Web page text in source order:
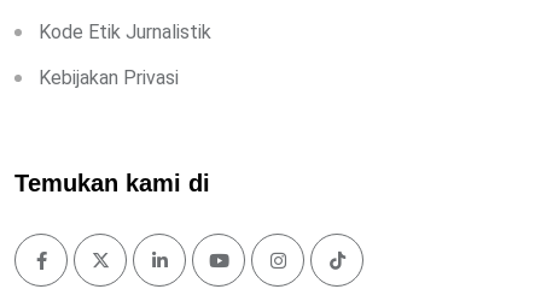
Kode Etik Jurnalistik
Kebijakan Privasi
Temukan kami di